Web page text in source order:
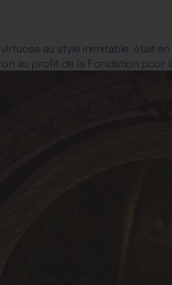
au style inimitable, était
au profit de la Fondation pour